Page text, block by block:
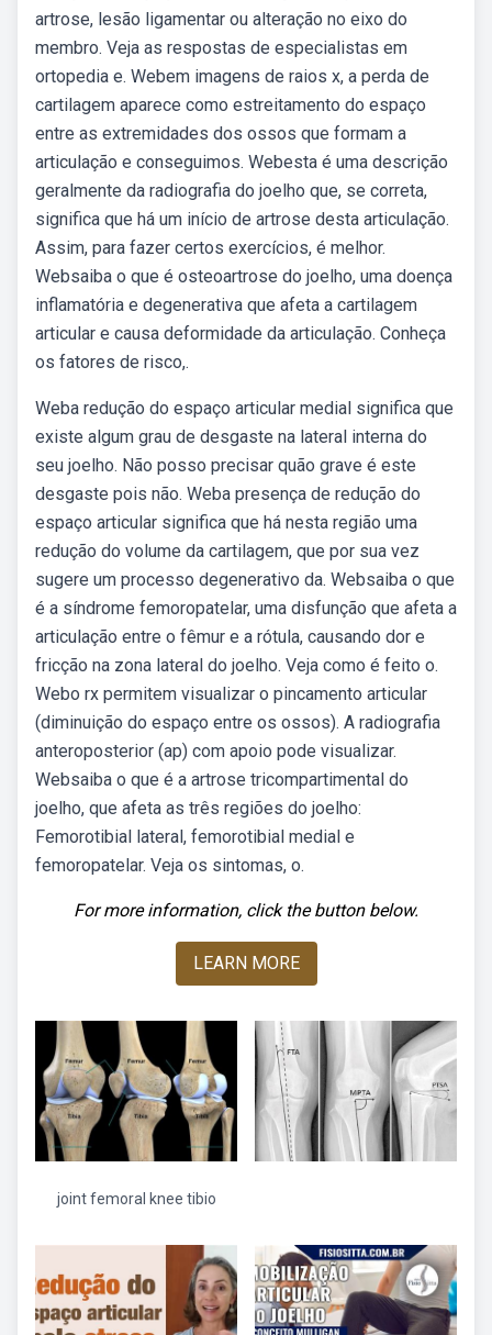
artrose, lesão ligamentar ou alteração no eixo do
membro. Veja as respostas de especialistas em
ortopedia e. Webem imagens de raios x, a perda de
cartilagem aparece como estreitamento do espaço
entre as extremidades dos ossos que formam a
articulação e conseguimos. Webesta é uma descrição
geralmente da radiografia do joelho que, se correta,
significa que há um início de artrose desta articulação.
Assim, para fazer certos exercícios, é melhor.
Websaiba o que é osteoartrose do joelho, uma doença
inflamatória e degenerativa que afeta a cartilagem
articular e causa deformidade da articulação. Conheça
os fatores de risco,.
Weba redução do espaço articular medial significa que
existe algum grau de desgaste na lateral interna do
seu joelho. Não posso precisar quão grave é este
desgaste pois não. Weba presença de redução do
espaço articular significa que há nesta região uma
redução do volume da cartilagem, que por sua vez
sugere um processo degenerativo da. Websaiba o que
é a síndrome femoropatelar, uma disfunção que afeta a
articulação entre o fêmur e a rótula, causando dor e
fricção na zona lateral do joelho. Veja como é feito o.
Webo rx permitem visualizar o pincamento articular
(diminuição do espaço entre os ossos). A radiografia
anteroposterior (ap) com apoio pode visualizar.
Websaiba o que é a artrose tricompartimental do
joelho, que afeta as três regiões do joelho:
Femorotibial lateral, femorotibial medial e
femoropatelar. Veja os sintomas, o.
For more information, click the button below.
LEARN MORE
joint femoral knee tibio